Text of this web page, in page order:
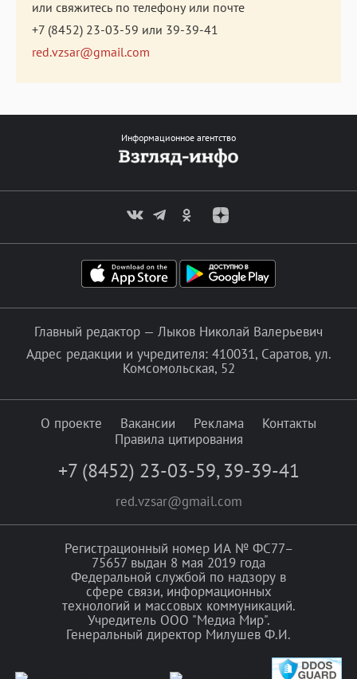
или свяжитесь по телефону или почте
+7 (8452) 23-03-59 или 39-39-41
red.vzsar@gmail.com
Информационное агентство
Главный редактор — Лыков Николай Валерьевич
Адрес редакции и учредителя: 410031, Саратов, ул.
Комсомольская, 52
О проекте Вакансии Реклама
Контакты
Правила цитирования
+7 (8452) 23-03-59, 39-39-41
red.vzsar@gmail.com
Регистрационный номер ИА № ФС77–
75657 выдан 8 мая 2019 года
Федеральной службой по надзору в
сфере связи, информационных
технологий и массовых коммуникаций.
Учредитель ООО "Медиа Мир".
Генеральный директор Милушев Ф.И.